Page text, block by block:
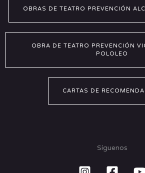
OBRAS DE TEATRO PREVENCIÓN
OBRA DE TEATRO PREVENCIÓN
POLOLEO
CARTAS DE
Síguenos